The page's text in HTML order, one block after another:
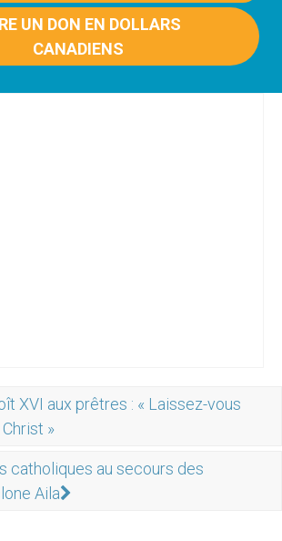
UN DON EN DOLLARS
CANADIENS
XVI aux prêtres : « Laissez-vous
»
catholiques au secours des
Aila